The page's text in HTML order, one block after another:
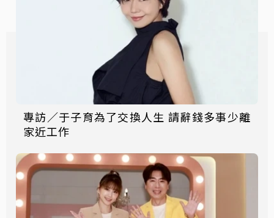
專訪／于子育為了交換人生 請辭錢多事少離
家近工作